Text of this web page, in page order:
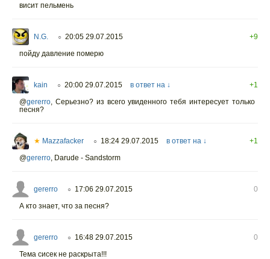
висит пельмень
N.G. ○ 20:05 29.07.2015
+9
пойду давление померю
kain ○ 20:00 29.07.2015 в ответ на ↓
+1
@gererro Серьезно? из всего увиденного тебя интересует только
песня?
★ Mazzafacker ○ 18:24 29.07.2015 в ответ на ↓
+1
@gererro Darude - Sandstorm
gererro ○ 17:06 29.07.2015
0
А кто знает, что за песня?
gererro ○ 16:48 29.07.2015
0
Тема сисек не раскрыта!!!